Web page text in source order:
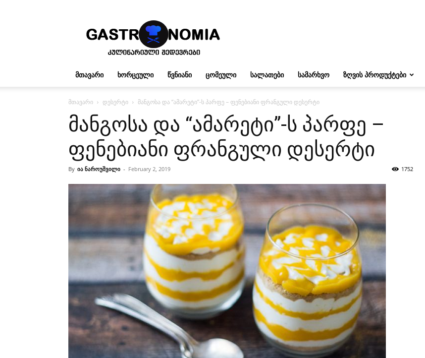
გასტრონომია
ᲛᲗᲐᲕᲐᲠᲘ ᲮᲝᲠᲪᲔᲣᲚᲘ ᲬᲕᲜᲘᲐᲜᲘ ᲪᲝᲛᲔᲣᲚᲘ ᲡᲐᲚᲐᲗᲔᲑᲘ ᲡᲐᲛᲐᲠᲮᲕᲝ ᲖᲦᲕᲘᲡ ᲞᲠᲝᲓᲣᲥᲢᲔᲑᲘ
მთავარი დესერტი მანგოსა და “ამარეტი”-ს პარფე – ფენებიანი ფრანგული დესერტი
მანგოსა და “ამარეტი”-ს პარფე –
ფენებიანი ფრანგული დესერტი
By ია ნაროუშვილი - February 2, 2019 1752